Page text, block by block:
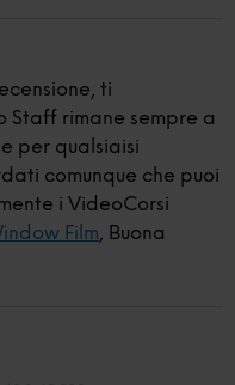
ti
Staff rimane sempre a
per qualsiaisi
comunque che puoi
i VideoCorsi
Film, Buona